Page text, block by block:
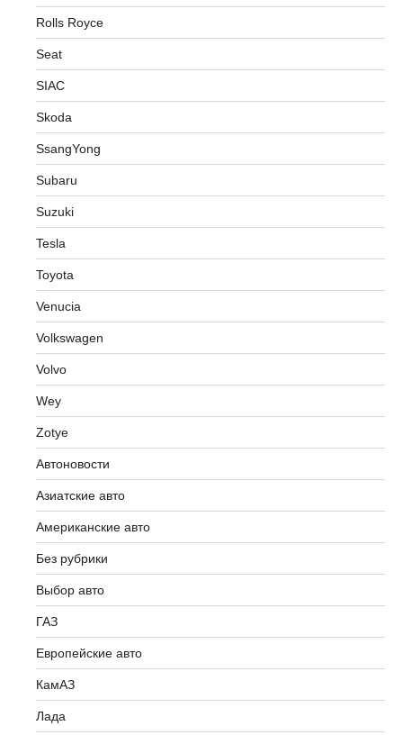
Rolls Royce
Seat
SIAC
Skoda
SsangYong
Subaru
Suzuki
Tesla
Toyota
Venucia
Volkswagen
Volvo
Wey
Zotye
Автоновости
Азиатские авто
Американские авто
Без рубрики
Выбор авто
ГАЗ
Европейские авто
КамАЗ
Лада